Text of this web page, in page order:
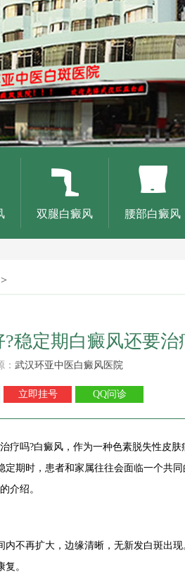
双腿白癜风 腰部白癜风
稳定期白癜风还要治
武汉环亚中医白癜风医院
立即挂号 QQ问诊
疗吗?白癜风，作为一种色素脱失性皮肤
期时，患者和家属往往会面临一个共同
介绍。
不再扩大，边缘清晰，无新发白斑出现
。